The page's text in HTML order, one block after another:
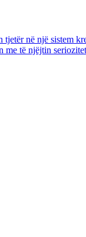
në një sistem
të njëjtin